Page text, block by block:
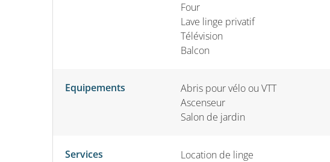
Four
Lave linge privatif
Télévision
Balcon
Equipements
Abris pour vélo ou VTT
Ascenseur
Salon de jardin
Services Location de linge